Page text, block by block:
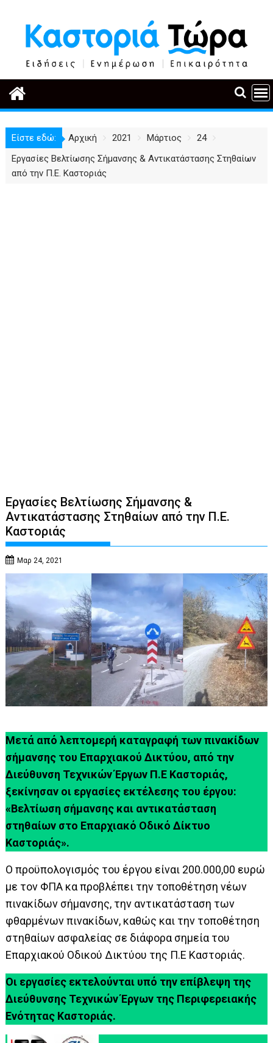
περιεχόμενο
Είστε εδώ: Αρχική 2021 Μάρτιος
24
Εργασίες Βελτίωσης Σήμανσης & Αντικατάστασης Στηθαίων
από την Π.Ε. Καστοριάς
Εργασίες Βελτίωσης Σήμανσης &
Αντικατάστασης Στηθαίων από την Π.Ε.
Καστοριάς
Μαρ 24, 2021
Μετά από λεπτομερή καταγραφή των πινακίδων
σήμανσης του Επαρχιακού Δικτύου, από την
Διεύθυνση Τεχνικών Έργων Π.Ε Καστοριάς,
ξεκίνησαν οι εργασίες εκτέλεσης του έργου:
«Βελτίωση σήμανσης και αντικατάσταση
στηθαίων στο Επαρχιακό Οδικό Δίκτυο
Καστοριάς».
Ο προϋπολογισμός του έργου είναι 200.000,00 ευρώ
με τον ΦΠΑ κα προβλέπει την τοποθέτηση νέων
πινακίδων σήμανσης, την αντικατάσταση των
φθαρμένων πινακίδων, καθώς και την τοποθέτηση
στηθαίων ασφαλείας σε διάφορα σημεία του
Επαρχιακού Οδικού Δικτύου της Π.Ε Καστοριάς.
Οι εργασίες εκτελούνται υπό την επίβλεψη της
Διεύθυνσης Τεχνικών Έργων της Περιφερειακής
Ενότητας Καστοριάς.